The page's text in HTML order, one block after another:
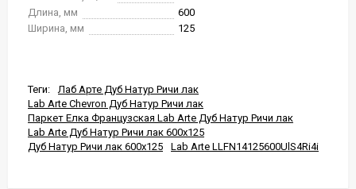
Длина, мм
600
Ширина, мм
125
Теги:
Лаб Арте Дуб Натур Ричи лак
Lab Arte Chevron Дуб Натур Ричи лак
Паркет Елка Французская Lab Arte Дуб Натур Ричи лак
Lab Arte Дуб Натур Ричи лак 600x125
Дуб Натур Ричи лак 600x125
Lab Arte LLFN14125600UlS4Ri4i